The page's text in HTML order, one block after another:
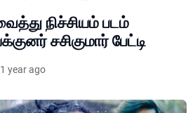
நிச்சியம் படம்
சசிகுமார் பேட்டி
1 year ago